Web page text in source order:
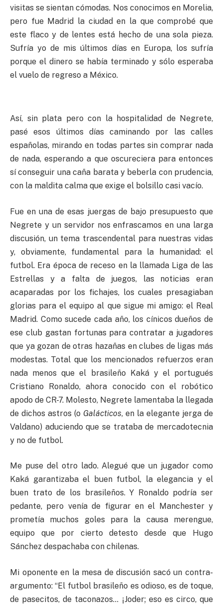
visitas se sientan cómodas. Nos conocimos en Morelia,
pero fue Madrid la ciudad en la que comprobé que
este flaco y de lentes está hecho de una sola pieza.
Sufría yo de mis últimos días en Europa, los sufría
porque el dinero se había terminado y sólo esperaba
el vuelo de regreso a México.
Así, sin plata pero con la hospitalidad de Negrete,
pasé esos últimos días caminando por las calles
españolas, mirando en todas partes sin comprar nada
de nada, esperando a que oscureciera para entonces
sí conseguir una caña barata y beberla con prudencia,
con la maldita calma que exige el bolsillo casi vacío.
Fue en una de esas juergas de bajo presupuesto que
Negrete y un servidor nos enfrascamos en una larga
discusión, un tema trascendental para nuestras vidas
y, obviamente, fundamental para la humanidad: el
futbol. Era época de receso en la llamada Liga de las
Estrellas y a falta de juegos, las noticias eran
acaparadas por los fichajes, los cuales presagiaban
glorias para el equipo al que sigue mi amigo: el Real
Madrid. Como sucede cada año, los cínicos dueños de
ese club gastan fortunas para contratar a jugadores
que ya gozan de otras hazañas en clubes de ligas más
modestas. Total que los mencionados refuerzos eran
nada menos que el brasileño Kaká y el portugués
Cristiano Ronaldo, ahora conocido con el robótico
apodo de CR-7. Molesto, Negrete lamentaba la llegada
de dichos astros (o Galácticos, en la elegante jerga de
Valdano) aduciendo que se trataba de mercadotecnia
y no de futbol.
Me puse del otro lado. Alegué que un jugador como
Kaká garantizaba el buen futbol, la elegancia y el
buen trato de los brasileños. Y Ronaldo podría ser
pedante, pero venía de figurar en el Manchester y
prometía muchos goles para la causa merengue,
equipo que por cierto detesto desde que Hugo
Sánchez despachaba con chilenas.
Mi oponente en la mesa de discusión sacó un contra-
argumento: “El futbol brasileño es odioso, es de toque,
de pasecitos, de taconazos… ¡Joder; eso es circo, que